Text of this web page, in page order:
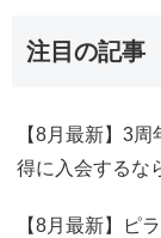
注目の記事
【8月最新】3
得に入会するな
【8月最新】ピ